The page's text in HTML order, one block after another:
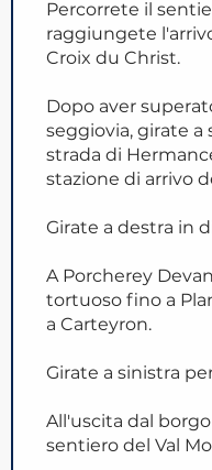
Percorrete il
raggiungete
Croix du Christ.
Dopo aver
seggiovia, girate a
strada di
stazione di arrivo
Girate a destra in
A Porcherey
tortuoso fino a
a Carteyron.
Girate a sinistra
All'uscita dal
sentiero del Val